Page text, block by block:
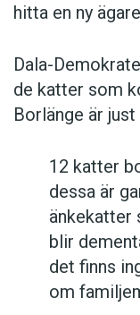
hitta en ny
Dala-
de katter som
Borlänge är just
12 katter
dessa är
änkekatter
blir
det finns
om